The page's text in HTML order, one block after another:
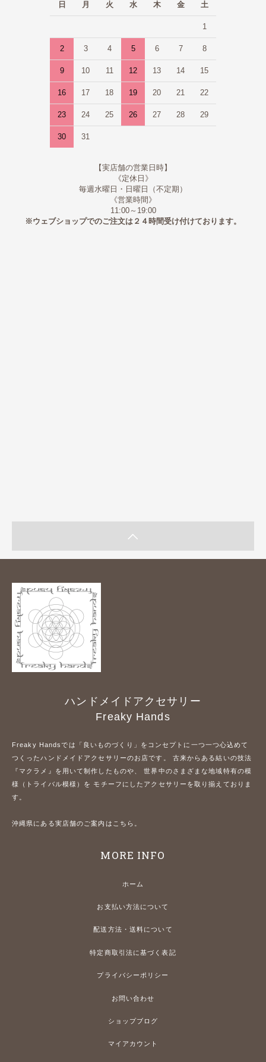
日
月 火 水 木 金 土
1
2 3 4 5 6 7 8
9 10 11 12 13 14 15
16 17 18 19 20 21 22
23 24 25 26 27 28 29
30 31
【実店舗の営業日時】
《定休日》
毎週水曜日・日曜日（不定期）
《営業時間》
11:00～19:00
※ウェブショップでのご注文は２４時間受け付けております。
ハンドメイドアクセサリー
Freaky Hands
Freaky Handsでは「良いものづくり」をコンセプトに一つ一つ心込めて
つくったハンドメイドアクセサリーのお店です。 古来からある結いの技法
『マクラメ』を用いて制作したものや、 世界中のさまざまな地域特有の模
様（トライバル模様）を モチーフにしたアクセサリーを取り揃えておりま
す。
沖縄県にある実店舗のご案内はこちら。
MORE INFO
ホーム
お支払い方法について
配送方法・送料について
特定商取引法に基づく表記
プライバシーポリシー
お問い合わせ
ショップブログ
マイアカウント